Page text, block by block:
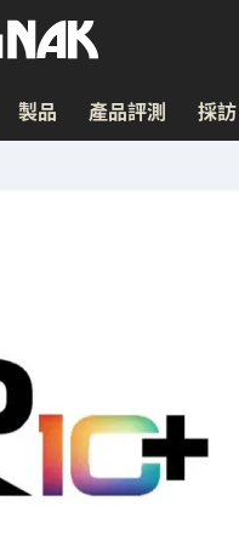
製品 產品評測 採訪